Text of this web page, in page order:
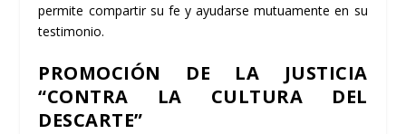
permite compartir su fe y ayudarse mutuamente en su
testimonio.
PROMOCIÓN DE LA JUSTICIA
“CONTRA LA CULTURA DEL
DESCARTE”